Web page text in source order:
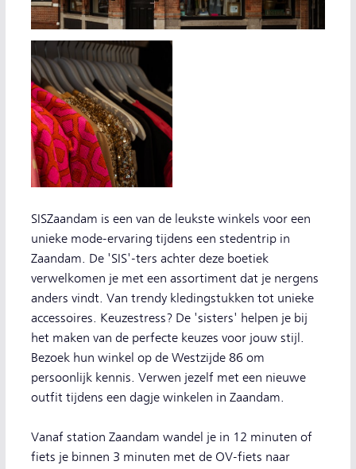
SISZaandam is een van de leukste winkels voor een
unieke mode-ervaring tijdens een stedentrip in
Zaandam. De 'SIS'-ters achter deze boetiek
verwelkomen je met een assortiment dat je nergens
anders vindt. Van trendy kledingstukken tot unieke
accessoires. Keuzestress? De 'sisters' helpen je bij
het maken van de perfecte keuzes voor jouw stijl.
Bezoek hun winkel op de Westzijde 86 om
persoonlijk kennis. Verwen jezelf met een nieuwe
outfit tijdens een dagje winkelen in Zaandam.
Vanaf station Zaandam wandel je in 12 minuten of
fiets je binnen 3 minuten met de OV-fiets naar